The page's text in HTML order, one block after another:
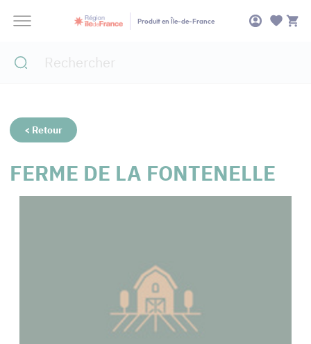
Produit en Île-de-France
< Retour
FERME DE LA FONTENELLE